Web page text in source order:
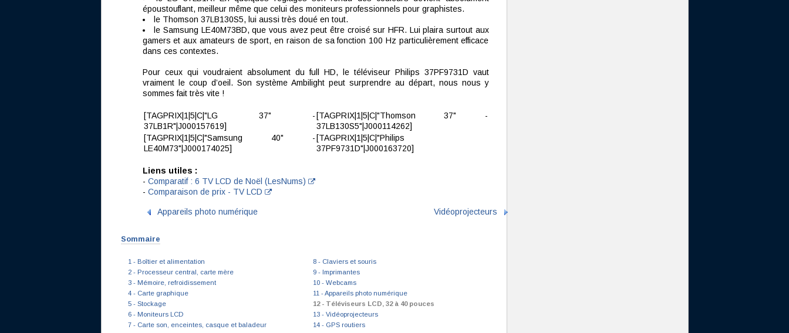
époustouflant, meilleur même que celui des moniteurs professionnels pour graphistes.
le Thomson 37LB130S5, lui aussi très doué en tout.
le Samsung LE40M73BD, que vous avez peut être croisé sur HFR. Lui plaira surtout aux
gamers et aux amateurs de sport, en raison de sa fonction 100 Hz particulièrement efficace
dans ces contextes.
Pour ceux qui voudraient absolument du full HD, le téléviseur Philips 37PF9731D vaut
vraiment le coup d’oeil. Son système Ambilight peut surprendre au départ, nous nous y
sommes fait très vite !
[TAGPRIX|1|5|C|"LG 37" -
37LB1R"|J000157619]
[TAGPRIX|1|5|C|"Thomson 37" -
37LB130S5"|J000114262]
[TAGPRIX|1|5|C|"Samsung 40" -
LE40M73"|J000174025]
[TAGPRIX|1|5|C|"Philips
37PF9731D"|J000163720]
Liens utiles :
- Comparatif : 6 TV LCD de Noël (LesNums)
- Comparaison de prix - TV LCD
Appareils photo numérique Vidéoprojecteurs
Sommaire
1 - Boîtier et alimentation
2 - Processeur central, carte mère
3 - Mémoire, refroidissement
4 - Carte graphique
5 - Stockage
6 - Moniteurs LCD
7 - Carte son, enceintes, casque et baladeur
8 - Claviers et souris
9 - Imprimantes
10 - Webcams
11 - Appareils photo numérique
12 - Téléviseurs LCD, 32 à 40 pouces
13 - Vidéoprojecteurs
14 - GPS routiers